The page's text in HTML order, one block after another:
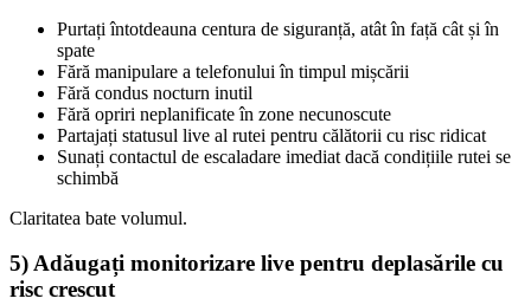
Purtați întotdeauna centura de siguranță, atât în față cât și în
spate
Fără manipulare a telefonului în timpul mișcării
Fără condus nocturn inutil
Fără opriri neplanificate în zone necunoscute
Partajați statusul live al rutei pentru călătorii cu risc ridicat
Sunați contactul de escaladare imediat dacă condițiile rutei se
schimbă
Claritatea bate volumul.
5) Adăugați monitorizare live pentru deplasările cu
risc crescut